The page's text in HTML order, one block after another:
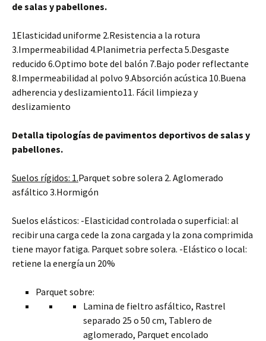
de salas y pabellones.
1Elasticidad uniforme 2.Resistencia a la rotura
3.Impermeabilidad 4.Planimetria perfecta 5.Desgaste
reducido 6.Optimo bote del balón 7.Bajo poder reflectante
8.Impermeabilidad al polvo 9.Absorción acústica 10.Buena
adherencia y deslizamiento11. Fácil limpieza y
deslizamiento
Detalla tipologías de pavimentos deportivos de salas y
pabellones.
Suelos rígidos: 1.Parquet sobre solera 2. Aglomerado
asfáltico 3.Hormigón
Suelos elásticos: -Elasticidad controlada o superficial: al
recibir una carga cede la zona cargada y la zona comprimida
tiene mayor fatiga. Parquet sobre solera. -Elástico o local:
retiene la energía un 20%
Parquet sobre:
Lamina de fieltro asfáltico, Rastrel
separado 25 o 50 cm, Tablero de
aglomerado, Parquet encolado